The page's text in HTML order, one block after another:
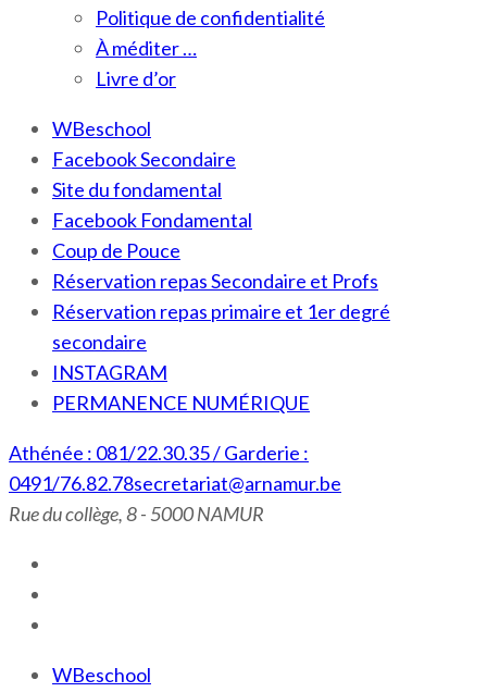
Politique de confidentialité
À méditer …
Livre d’or
WBeschool
Facebook Secondaire
Site du fondamental
Facebook Fondamental
Coup de Pouce
Réservation repas Secondaire et Profs
Réservation repas primaire et 1er degré
secondaire
INSTAGRAM
PERMANENCE NUMÉRIQUE
Athénée : 081/22.30.35 / Garderie :
0491/76.82.78secretariat@arnamur.be
Rue du collège, 8 - 5000 NAMUR
WBeschool